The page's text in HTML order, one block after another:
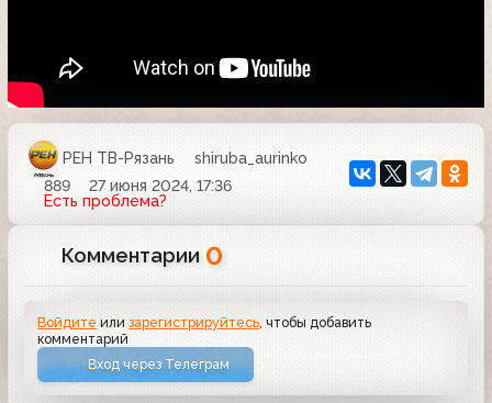
РЕН ТВ-Рязань
shiruba_aurinko
889
27 июня 2024, 17:36
Есть проблема?
Комментарии 0
Войдите илизарегистрируйтесь , чтобы добавить
комментарий
Вход через Телеграм